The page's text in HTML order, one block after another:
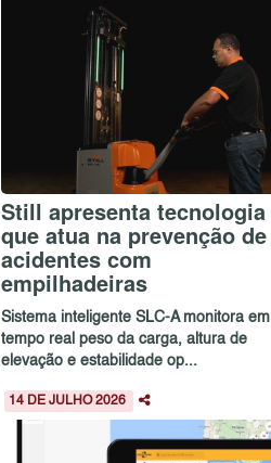
Still apresenta tecnologia
que atua na prevenção de
acidentes com
empilhadeiras
Sistema inteligente SLC-A monitora em
tempo real peso da carga, altura de
elevação e estabilidade op...
14 DE JULHO 2026